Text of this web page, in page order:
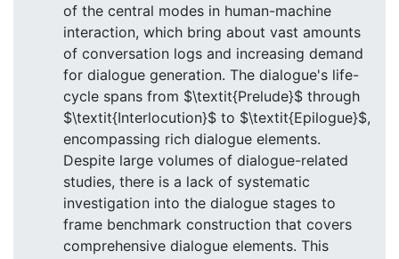
of the central modes in human-machine
interaction, which bring about vast amounts
of conversation logs and increasing demand
for dialogue generation. The dialogue's life-
cycle spans from $\textit{Prelude}$ through
$\textit{Interlocution}$ to $\textit{Epilogue}$,
encompassing rich dialogue elements.
Despite large volumes of dialogue-related
studies, there is a lack of systematic
investigation into the dialogue stages to
frame benchmark construction that covers
comprehensive dialogue elements. This